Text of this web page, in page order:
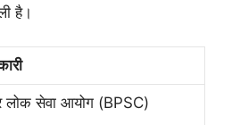
है।
लोक सेवा आयोग (BPSC)